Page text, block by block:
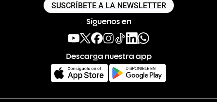
SUSCRÍBETE A LA NEWSLETTER
Síguenos en
Descarga nuestra app